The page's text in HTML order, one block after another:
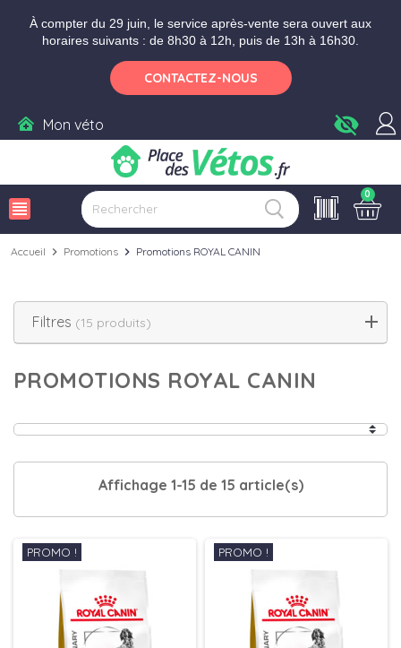
À compter du 29 juin, le service après-vente sera ouvert aux
horaires suivants : de 8h30 à 12h, puis de 13h à 16h30.
CONTACTEZ-NOUS
Mon véto visibility_off
view_headline
0
Accueil chevron_right Promotions chevron_right Promotions ROYAL CANIN
Filtres (15 produits)
PROMOTIONS ROYAL CANIN
Affichage 1-15 de 15 article(s)
PROMO ! PROMO !